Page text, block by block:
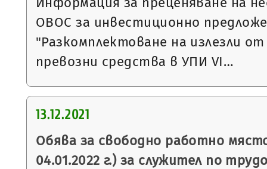
ОВОС за инвестиционно
"Разкомплектоване на излезли
превозни средства в УПИ VI…
13.12.2021
Обява за свободно работно
04.01.2022 г.) за служител по